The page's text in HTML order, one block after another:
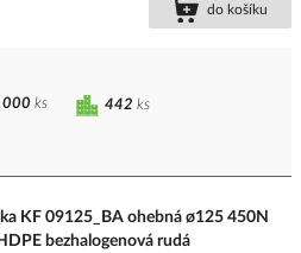
do košíku
442 ks
ks
KF 09125_BA ohebná ø125 450N
bezhalogenová rudá